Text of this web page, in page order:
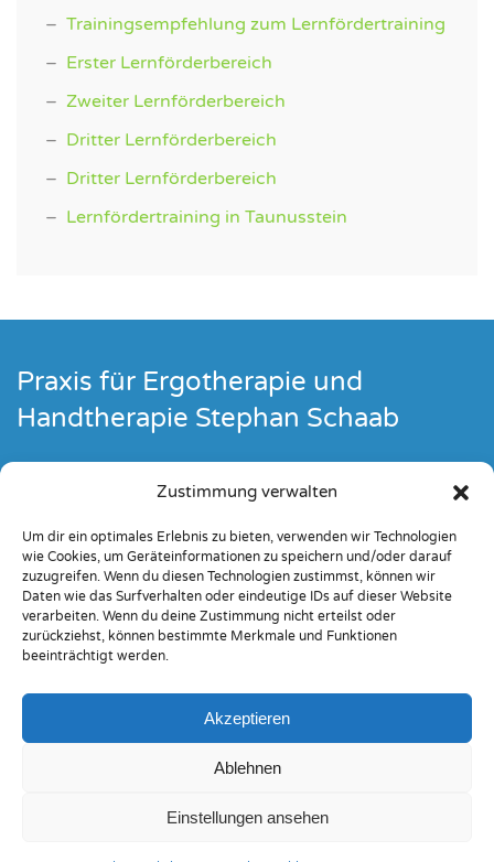
Zustimmung verwalten
Um dir ein optimales Erlebnis zu bieten, verwenden wir Technologien
wie Cookies, um Geräteinformationen zu speichern und/oder darauf
zuzugreifen. Wenn du diesen Technologien zustimmst, können wir
Daten wie das Surfverhalten oder eindeutige IDs auf dieser Website
verarbeiten. Wenn du deine Zustimmung nicht erteilst oder
zurückziehst, können bestimmte Merkmale und Funktionen
beeinträchtigt werden.
Akzeptieren
Ablehnen
Einstellungen ansehen
Trai­nings­emp­feh­lung zum Lern­för­der­trai­ning
Ers­ter Lern­för­der­be­reich
Zwei­ter Lern­för­der­be­reich
Drit­ter Lern­för­der­be­reich
Drit­ter Lern­för­der­be­reich
Lern­för­der­trai­ning in Tau­nus­stein
Praxis für Ergotherapie und
Handtherapie Stephan Schaab
65232 Taunusstein
06128-757544
06128-480262
empfang@ergo-schaab.de
Cookie-Richtlinie (EU)
Datenschutzerklärung (EU)